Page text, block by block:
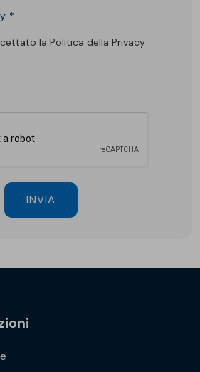
la Politica della Privacy
INVIA